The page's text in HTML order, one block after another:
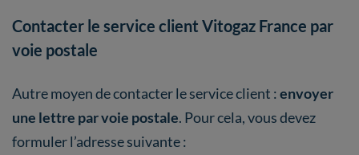
Contacter le service client Vitogaz France par
voie postale
Autre moyen de contacter le service client :envoyer
une lettre par voie postale. Pour cela, vous devez
formuler l’adresse suivante :